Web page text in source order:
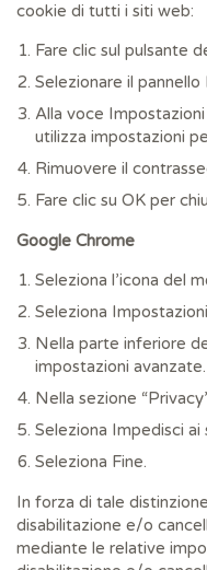
cookie di tutti i siti web:
Fare clic sul pulsante
Selezionare il pannello
Alla voce Impostazioni
utilizza impostazioni
Rimuovere il
Fare clic su OK per
Google Chrome
Seleziona l’icona del
Seleziona
Nella parte inferiore
impostazioni avanzate.
Nella sezione
Seleziona Impedisci
Seleziona Fine.
In forza di tale
disabilitazione e/o
mediante le relative